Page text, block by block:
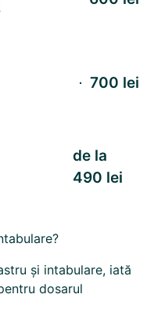
700 lei
de la
490 lei
?
și intabulare, iată
dosarul